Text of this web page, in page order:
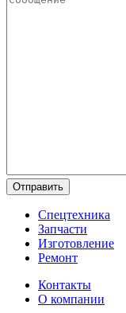
Отправить
Спецтехника
Запчасти
Изготовление
Ремонт
Контакты
О компании